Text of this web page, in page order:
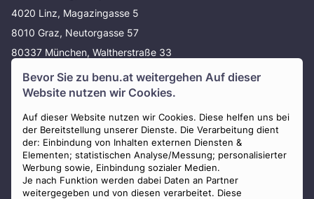
Bevor Sie zu benu.at weitergehen Auf dieser
Website nutzen wir Cookies.
Auf dieser Website nutzen wir Cookies. Diese helfen uns bei
der Bereitstellung unserer Dienste. Die Verarbeitung dient
der: Einbindung von Inhalten externen Diensten &
Elementen; statistischen Analyse/Messung; personalisierter
Werbung sowie, Einbindung sozialer Medien.
Je nach Funktion werden dabei Daten an Partner
weitergegeben und von diesen verarbeitet. Diese
4020 Linz, Magazingasse 5
8010 Graz, Neutorgasse 57
80337 München, Waltherstraße 33
80637 München, Baldurstraße 29
Feuerbestattung
Baumbestattung
Donaubestattung
Bestattung Wien